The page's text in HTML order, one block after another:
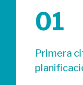
01
Primera